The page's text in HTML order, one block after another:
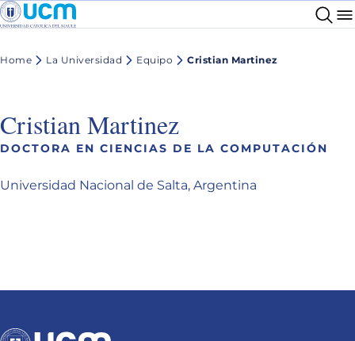
Home La Universidad Equipo Cristian Martinez
Cristian Martinez
DOCTORA EN CIENCIAS DE LA COMPUTACIÓN
Universidad Nacional de Salta, Argentina